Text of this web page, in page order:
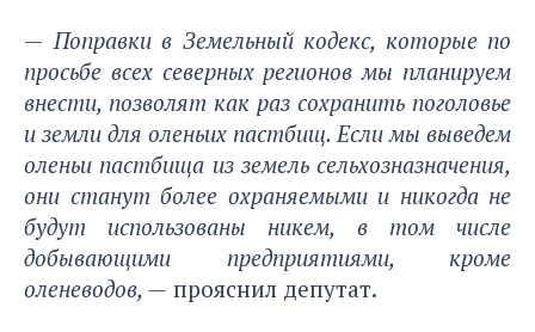
— Поправки в Земельный кодекс, которые по
просьбе всех северных регионов мы планируем
внести, позволят как раз сохранить поголовье
и земли для оленьих пастбищ. Если мы выведем
оленьи пастбища из земель сельхозназначения,
они станут более охраняемыми и никогда не
будут использованы никем, в том числе
добывающими предприятиями, кроме
оленеводов, — прояснил депутат.